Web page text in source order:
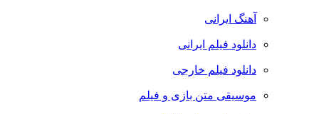
آهنگ ایرانی
دانلود فیلم ایرانی
دانلود فیلم خارجی
موسیقی متن بازی و فیلم